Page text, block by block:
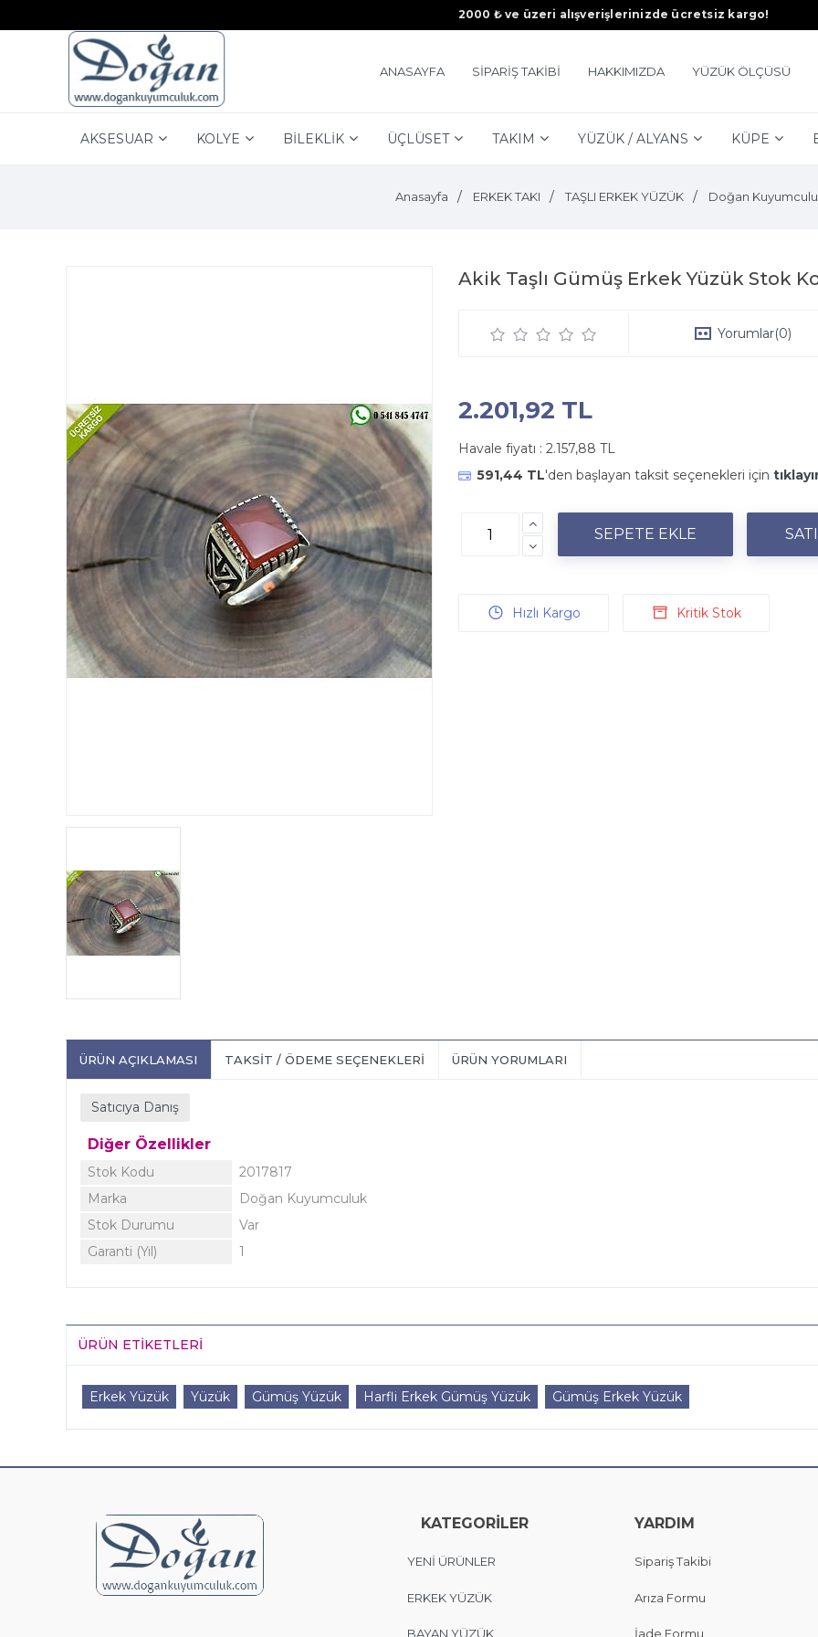
2000 ₺ ve üzeri alışverişlerinizde ücretsiz kargo!
ANASAYFA SİPARİŞ TAKİBİ HAKKIMIZDA YÜZÜK ÖLÇÜSÜ
AKSESUAR KOLYE BİLEKLİK ÜÇLÜSET TAKIM YÜZÜK / ALYANS KÜPE
Anasayfa ERKEK TAKI TAŞLI ERKEK YÜZÜK Doğan
Akik Taşlı Gümüş Erkek Yüzük Stok
Yorumlar(0)
2.201,92 TL
Havale fiyatı : 2.157,88 TL
591,44 TL'den başlayan taksit seçenekleri için
ÜRÜN AÇIKLAMASI TAKSIT / ÖDEME SEÇENEKLERI ÜRÜN YORUMLARI
Satıcıya Danış
Diğer Özellikler
Stok Kodu
2017817
Marka
Doğan Kuyumculuk
Stok Durumu
Var
Garanti (Yıl)
1
ÜRÜN ETIKETLERI
Erkek Yüzük Yüzük Gümüş Yüzük Harfli Erkek Gümüş Yüzük Gümüş Erkek Yüzük
KATEGORİLER
YENİ ÜRÜNLER
ERKEK YÜZÜK
BAYAN YÜZÜK
YARDIM
Sipariş Takibi
Arıza Formu
İade Formu